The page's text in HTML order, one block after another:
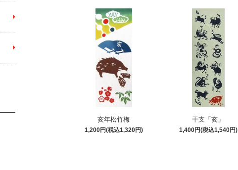
亥年松竹梅
1,200円(税込1,320円)
干支「亥」
1,400円(税込1,540円)